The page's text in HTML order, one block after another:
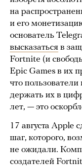
на
и его
основатель
высказаться в
Fortnite (и
Epic Games в их
что
держать их в
лет, — это
17 августа Apple
шаг, которого,
не ожидали.
создателей